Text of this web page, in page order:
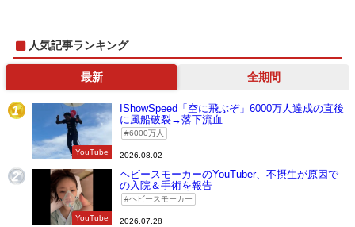
人気記事ランキング
最新 全期間
1
YouTube
IShowSpeed「空に飛ぶぞ」6000万人達成の直後
に風船破裂→落下流血
6000万人
2026.08.02
2
YouTube
ヘビースモーカーのYouTuber、不摂生が原因で
の入院＆手術を報告
ヘビースモーカー
2026.07.28